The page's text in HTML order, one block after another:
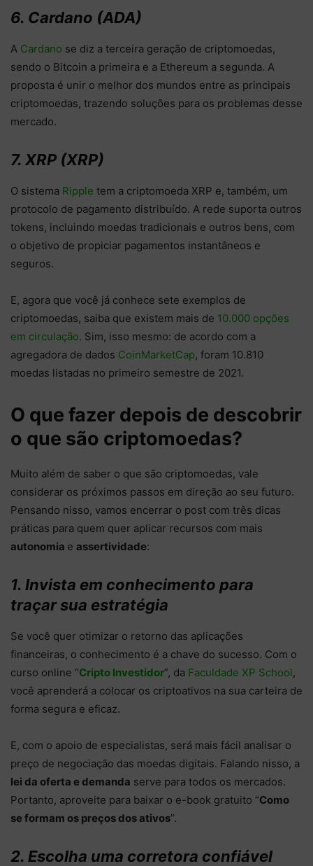
6. Cardano (ADA)
A Cardano se diz a terceira geração de criptomoedas,
sendo o Bitcoin a primeira e a Ethereum a segunda. A
proposta é unir o melhor dos mundos entre as principais
criptomoedas, trazendo soluções para os problemas desse
mercado.
7. XRP (XRP)
O sistema Ripple tem a criptomoeda XRP e, também, um
protocolo de pagamento distribuído. A rede suporta outros
tokens, incluindo moedas tradicionais e outros bens, com
o objetivo de propiciar pagamentos instantâneos e
seguros.
E, agora que você já conhece sete exemplos de
criptomoedas, saiba que existem mais de 10.000 opções
em circulação. Sim, isso mesmo: de acordo com a
agregadora de dados CoinMarketCap, foram 10.810
moedas listadas no primeiro semestre de 2021.
O que fazer depois de descobrir
o que são criptomoedas?
Muito além de saber o que são criptomoedas, vale
considerar os próximos passos em direção ao seu futuro.
Pensando nisso, vamos encerrar o post com três dicas
práticas para quem quer aplicar recursos com mais
autonomia e assertividade:
1. Invista em conhecimento para
traçar sua estratégia
Se você quer otimizar o retorno das aplicações
financeiras, o conhecimento é a chave do sucesso. Com o
curso online “Cripto Investidor”, da Faculdade XP School,
você aprenderá a colocar os criptoativos na sua carteira de
forma segura e eficaz.
E, com o apoio de especialistas, será mais fácil analisar o
preço de negociação das moedas digitais. Falando nisso, a
lei da oferta e demanda serve para todos os mercados.
Portanto, aproveite para baixar o e-book gratuito “Como
se formam os preços dos ativos”.
2. Escolha uma corretora confiável